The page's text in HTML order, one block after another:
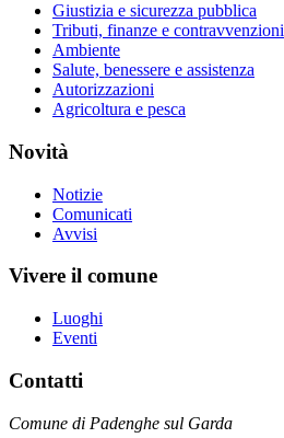
Giustizia e sicurezza pubblica
Tributi, finanze e contravvenzioni
Ambiente
Salute, benessere e assistenza
Autorizzazioni
Agricoltura e pesca
Novità
Notizie
Comunicati
Avvisi
Vivere il comune
Luoghi
Eventi
Contatti
Comune di Padenghe sul Garda